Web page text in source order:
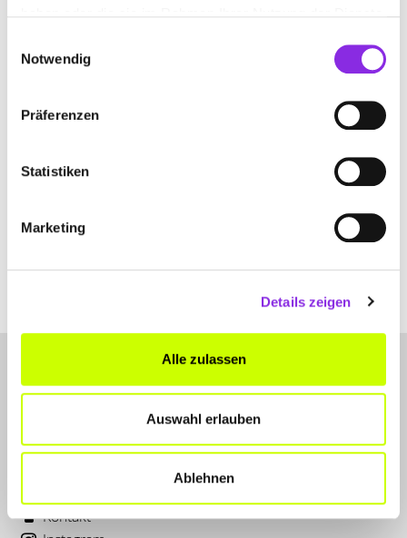
Notwendig
Präferenzen
Statistiken
Marketing
Details zeigen
Alle zulassen
Auswahl erlauben
Ablehnen
Reisen & Übernachten
Altstädte in Main Spessart versprühen einen ganz eigenen Charme.
Herbstausflug.
Kontakt